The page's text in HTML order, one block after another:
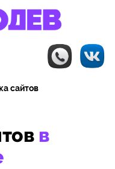
сайтов
в